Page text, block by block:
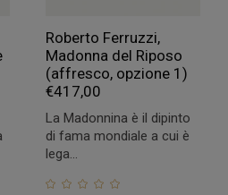
Roberto Ferruzzi,
Madonna del Riposo
(affresco, opzione 1)
€417,00
La Madonnina è il dipinto
di fama mondiale a cui è
lega...